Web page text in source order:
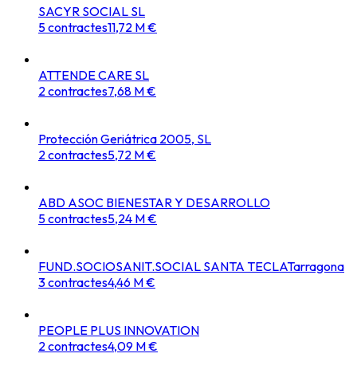
SACYR SOCIAL SL
5contractes11,72 M €
ATTENDE CARE SL
2 contractes7,68 M €
Protección Geriátrica 2005, SL
2 contractes5,72 M €
ABD ASOC BIENESTAR Y DESARROLLO
5contractes5,24 M €
FUND.SOCIOSANIT.SOCIAL SANTA TECLATarragona
3contractes4,46 M €
PEOPLE PLUS INNOVATION
2 contractes4,09 M €